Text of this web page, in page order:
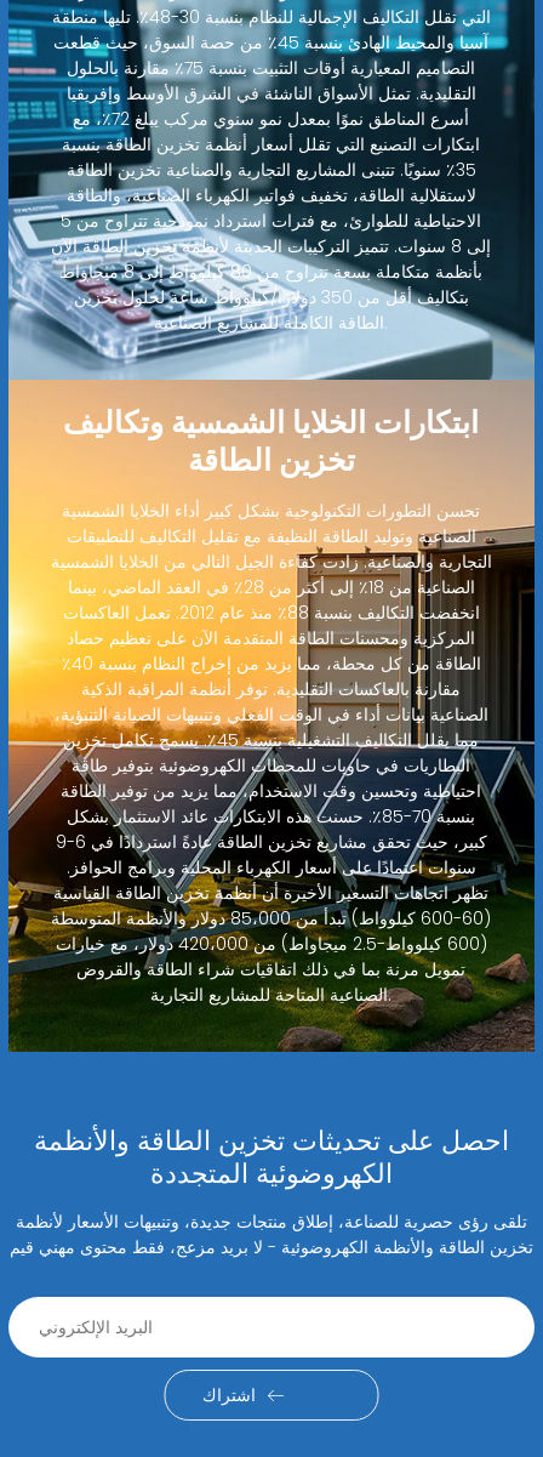
التي تقلل التكاليف الإجمالية للنظام بنسبة 30-48٪. تليها منطقة
آسيا والمحيط الهادئ بنسبة 45٪ من حصة السوق، حيث قطعت
التصاميم المعيارية أوقات التثبيت بنسبة 75٪ مقارنة بالحلول
التقليدية. تمثل الأسواق الناشئة في الشرق الأوسط وإفريقيا
أسرع المناطق نموًا بمعدل نمو سنوي مركب يبلغ 72٪، مع
ابتكارات التصنيع التي تقلل أسعار أنظمة تخزين الطاقة بنسبة
35٪ سنويًا. تتبنى المشاريع التجارية والصناعية تخزين الطاقة
لاستقلالية الطاقة، تخفيف فواتير الكهرباء الصناعية، والطاقة
الاحتياطية للطوارئ، مع فترات استرداد نموذجية تتراوح من 5
إلى 8 سنوات. تتميز التركيبات الحديثة لأنظمة تخزين الطاقة الآن
بأنظمة متكاملة بسعة تتراوح من 80 كيلوواط إلى 8 ميجاواط
بتكاليف أقل من 350 دولارًا/كيلوواط ساعة لحلول تخزين
الطاقة الكاملة للمشاريع الصناعية.
ابتكارات الخلايا الشمسية وتكاليف
تخزين الطاقة
تحسن التطورات التكنولوجية بشكل كبير أداء الخلايا الشمسية
الصناعية وتوليد الطاقة النظيفة مع تقليل التكاليف للتطبيقات
التجارية والصناعية. زادت كفاءة الجيل التالي من الخلايا الشمسية
الصناعية من 18٪ إلى أكثر من 28٪ في العقد الماضي، بينما
انخفضت التكاليف بنسبة 88٪ منذ عام 2012. تعمل العاكسات
المركزية ومحسنات الطاقة المتقدمة الآن على تعظيم حصاد
الطاقة من كل محطة، مما يزيد من إخراج النظام بنسبة 40٪
مقارنة بالعاكسات التقليدية. توفر أنظمة المراقبة الذكية
الصناعية بيانات أداء في الوقت الفعلي وتنبيهات الصيانة التنبؤية،
مما يقلل التكاليف التشغيلية بنسبة 45٪. يسمح تكامل تخزين
البطاريات في حاويات للمحطات الكهروضوئية بتوفير طاقة
احتياطية وتحسين وقت الاستخدام، مما يزيد من توفير الطاقة
بنسبة 70-85٪. حسنت هذه الابتكارات عائد الاستثمار بشكل
كبير، حيث تحقق مشاريع تخزين الطاقة عادةً استردادًا في 6-9
سنوات اعتمادًا على أسعار الكهرباء المحلية وبرامج الحوافز.
تظهر اتجاهات التسعير الأخيرة أن أنظمة تخزين الطاقة القياسية
(60-600 كيلوواط) تبدأ من 85،000 دولار والأنظمة المتوسطة
(600 كيلوواط-2.5 ميجاواط) من 420،000 دولار، مع خيارات
تمويل مرنة بما في ذلك اتفاقيات شراء الطاقة والقروض
الصناعية المتاحة للمشاريع التجارية.
احصل على تحديثات تخزين الطاقة والأنظمة
الكهروضوئية المتجددة
تلقى رؤى حصرية للصناعة، إطلاق منتجات جديدة، وتنبيهات الأسعار لأنظمة
تخزين الطاقة والأنظمة الكهروضوئية - لا بريد مزعج، فقط محتوى مهني قيم
اشتراك